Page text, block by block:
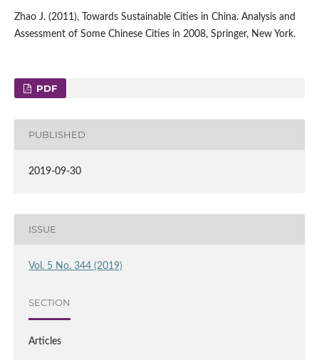
Zhao J. (2011), Towards Sustainable Cities in China. Analysis and
Assessment of Some Chinese Cities in 2008, Springer, New York.
PDF
PUBLISHED
2019-09-30
ISSUE
Vol. 5 No. 344 (2019)
SECTION
Articles